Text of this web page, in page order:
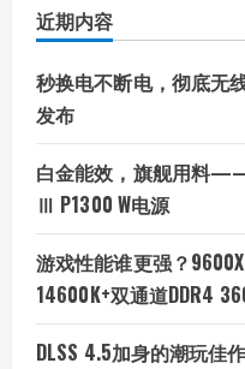
近期内容
秒换电不断电，彻底无
发布
白金能效，旗舰用料——
Ⅲ P1300 W电源
游戏性能谁更强？
14600K+双通道DDR4
DLSS 4.5加身的潮玩佳